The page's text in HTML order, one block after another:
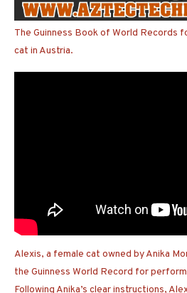
The Guinness Book of World Records
cat in Austria.
Alexis, a female cat owned by Anika
the Guinness World Record for
Following Anika’s clear instructions,